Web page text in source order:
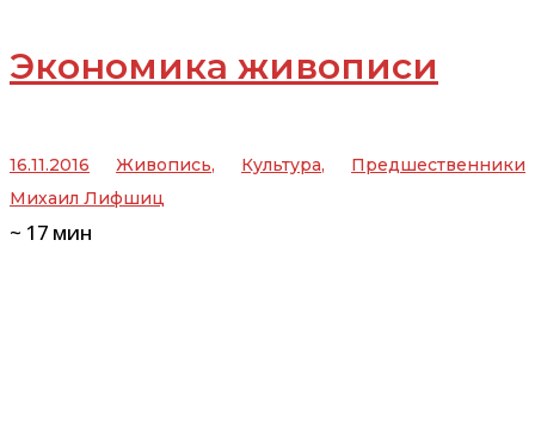
Экономика живописи
16.11.2016 Живопись, Культура, Предшественники
Михаил Лифшиц
~ 17 мин